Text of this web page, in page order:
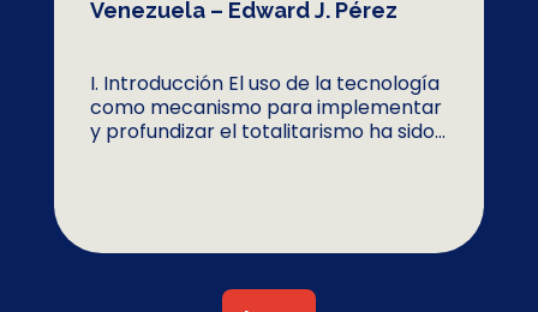
Venezuela – Edward J. Pérez
I. Introducción El uso de la tecnología
como mecanismo para implementar
y profundizar el totalitarismo ha sido...